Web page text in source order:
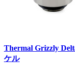
Thermal Grizzly
ケル